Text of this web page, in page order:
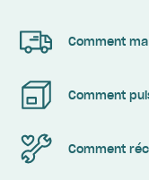
Comment
Comment
Comment